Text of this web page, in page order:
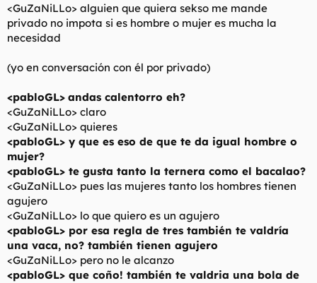
<GuZaNiLLo> alguien que quiera sekso me mande
privado no impota si es hombre o mujer es mucha la
necesidad
(yo en conversación con él por privado)
<pabloGL> andas calentorro eh?
<GuZaNiLLo> claro
<GuZaNiLLo> quieres
<pabloGL> y que es eso de que te da igual hombre o
mujer?
<pabloGL> te gusta tanto la ternera como el bacalao?
<GuZaNiLLo> pues las mujeres tanto los hombres tienen
agujero
<GuZaNiLLo> lo que quiero es un agujero
<pabloGL> por esa regla de tres también te valdría
una vaca, no? también tienen agujero
<GuZaNiLLo> pero no le alcanzo
<pabloGL> que coño! también te valdria una bola de